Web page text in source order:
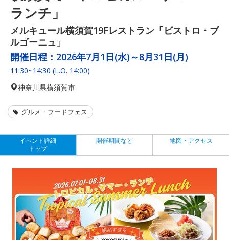
ランチ」
メルキュール横須賀19Fレストラン「ビストロ・ブ
ルゴーニュ」
開催日程： 2026年7月1日(水)～8月31日(月)
11:30~14:30 (L.O. 14:00)
神奈川県横須賀市
グルメ・フードフェス
イベント詳細
トップ
開催期間など 地図・アクセス